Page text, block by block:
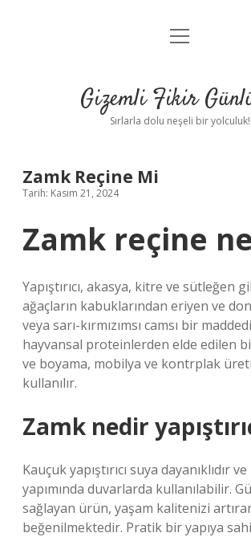
Anasayfa
Yasal Uyarı
menüyü
Gizemli Fikir
Sırlarla dolu neşeli bir yolculuk!
Zamk Reçine Mi
Tarih: Kasım 21, 2024
Zamk reçine
Yapıştırıcı, akasya, kitre ve sütleğen
ağaçların kabuklarından eriyen ve
veya sarı-kırmızımsı camsı bir
hayvansal proteinlerden elde edilen bir
ve boyama, mobilya ve kontrplak
kullanılır.
Zamk nedir
Kauçuk yapıştırıcı suya dayanıklıdır
yapımında duvarlarda kullanılabilir.
sağlayan ürün, yaşam kalitenizi
beğenilmektedir. Pratik bir yapıya